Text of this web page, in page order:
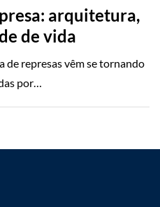
arquitetura,
de vida
de represas vêm se tornando
por…